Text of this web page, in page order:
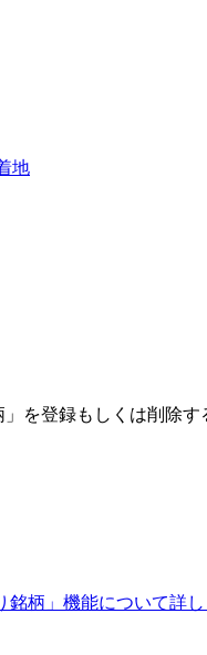
地
」を登録もしくは削除す
銘柄」機能について詳し